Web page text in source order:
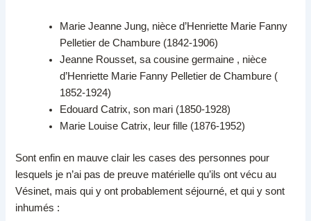
Marie Jeanne Jung, nièce d’Henriette Marie Fanny
Pelletier de Chambure (1842-1906)
Jeanne Rousset, sa cousine germaine , nièce
d’Henriette Marie Fanny Pelletier de Chambure (
1852-1924)
Edouard Catrix, son mari (1850-1928)
Marie Louise Catrix, leur fille (1876-1952)
Sont enfin en mauve clair les cases des personnes pour
lesquels je n’ai pas de preuve matérielle qu’ils ont vécu au
Vésinet, mais qui y ont probablement séjourné, et qui y sont
inhumés :